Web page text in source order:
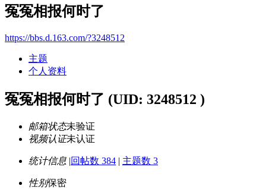
冤冤相报何时了
https://bbs.d.163.com/?3248512
主题
个人资料
冤冤相报何时了 (UID: 3248512 )
邮箱状态未验证
视频认证未认证
统计信息 |回帖数 384 | 主题数 3
性别保密